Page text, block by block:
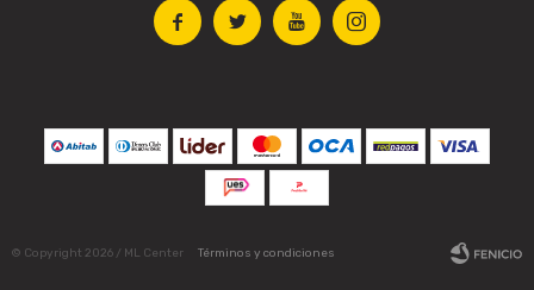
   
© Copyright 2026 / ML Center Términos y condiciones